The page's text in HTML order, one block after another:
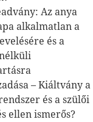
Az anya
alkalmatlan a
és a
– Kiáltvány a
és a szülői
ellen ismerős?